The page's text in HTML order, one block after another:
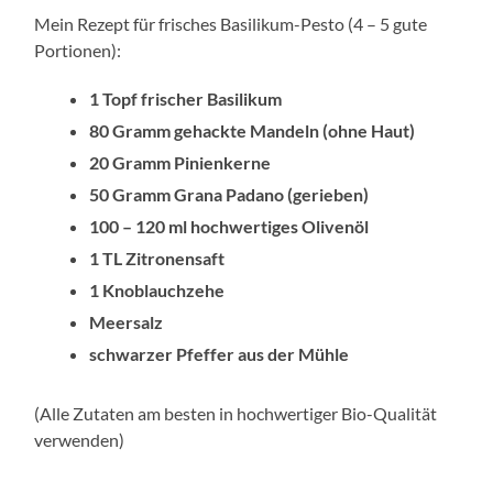
Mein Rezept für frisches Basilikum-Pesto (4 – 5 gute
Portionen):
1 Topf frischer Basilikum
80 Gramm gehackte Mandeln (ohne Haut)
20 Gramm Pinienkerne
50 Gramm Grana Padano (gerieben)
100 – 120 ml hochwertiges Olivenöl
1 TL Zitronensaft
1 Knoblauchzehe
Meersalz
schwarzer Pfeffer aus der Mühle
(Alle Zutaten am besten in hochwertiger Bio-Qualität
verwenden)